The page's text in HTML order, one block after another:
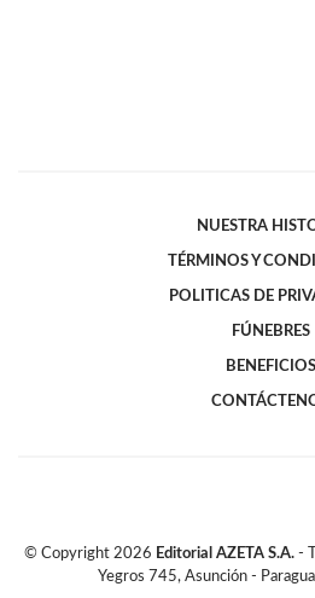
NUESTRA
TÉRMINOS Y
POLITICAS DE
FÚNEBRES
BENEFICIOS
© Copyright 2026 Editorial AZETA S.A. -
Yegros 745, Asunción -